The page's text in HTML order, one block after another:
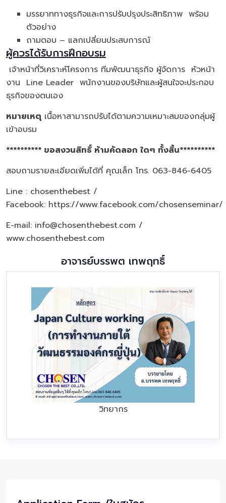
มรรยาททางธุรกิจและการปรับปรุงประสิทธิภาพ พร้อม
ตัวอย่าง
ถามตอบ – แลกเปลี่ยนประสบการณ์
ผู้ควรได้รับการฝึกอบรม
เจ้าหน้าที่วิเคราะห์โครงการ ทีมพัฒนาธุรกิจ ผู้จัดการ หัวหน้า
งาน Line Leader พนักงานของบริษัทและผู้สนใจจะประกอบ
ธุรกิจของตนเอง
หมายเหตุ เนื้อหาสามารถปรับได้ตามความเหมาะสมของกลุ่มผู้
เข้าอบรม
********** ขอสงวนสิทธิ์ ห้ามคัดลอก ใดๆ ทั้งสิ้น**********
สอบถามรายละเอียดเพิ่มได้ที่ คุณเล็ก โทร. 063-846-6405
Line : chosenthebest /
Facebook: https://www.facebook.com/chosenseminar/
E-mail: info@chosenthebest.com /
www.chosenthebest.com
อาจารย์บรรพต เทพฤทธิ์
วิทยากร